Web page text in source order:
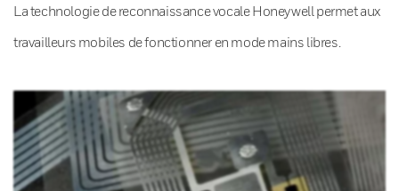
La technologie de reconnaissance vocale Honeywell permet aux
travailleurs mobiles de fonctionner en mode mains libres.